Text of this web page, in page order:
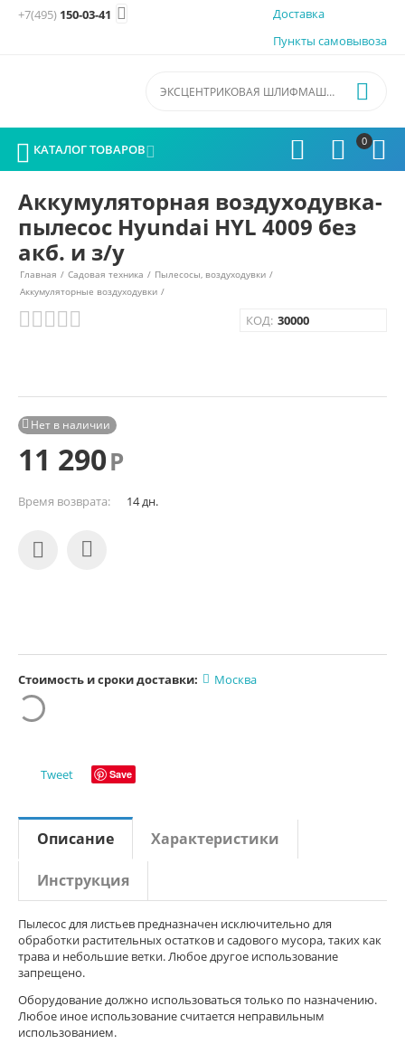
Доставка
Пункты самовывоза
+7(495) 150-03-41 
0 



 КАТАЛОГ ТОВАРОВ
Аккумуляторная воздуходувка-
пылесос Hyundai HYL 4009 без
акб. и з/у
Главная / Садовая техника / Пылесосы, воздуходувки /
Аккумуляторные воздуходувки /
КОД: 30000
Нет в наличии

11 290Р
Время возврата: 14 дн.
Стоимость и сроки доставки: Москва
Tweet Save
Описание Характеристики
Инструкция
Пылесос для листьев предназначен исключительно для
обработки растительных остатков и садового мусора, таких как
трава и небольшие ветки. Любое другое использование
запрещено.
Оборудование должно использоваться только по назначению.
Любое иное использование считается неправильным
использованием.